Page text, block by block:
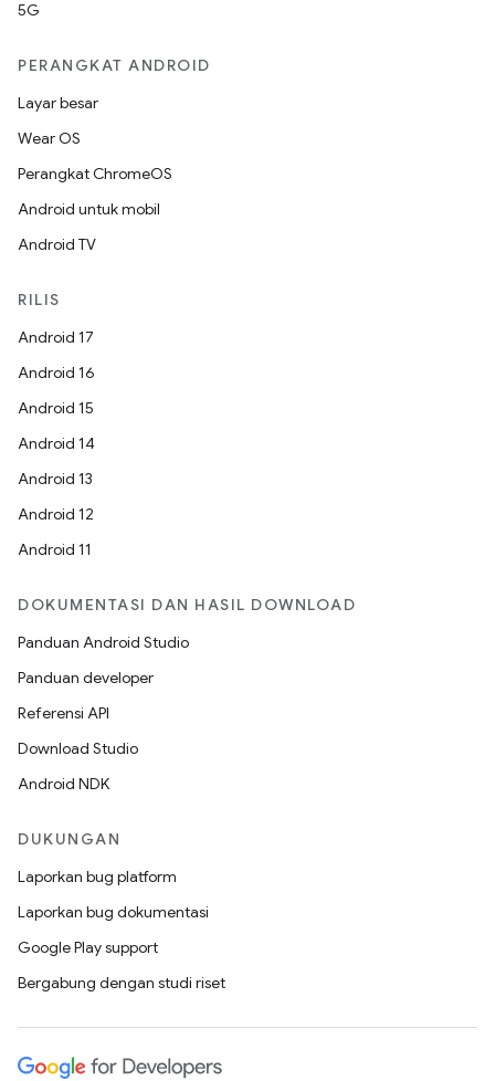
5G
PERANGKAT ANDROID
Layar besar
Wear OS
Perangkat ChromeOS
Android untuk mobil
Android TV
RILIS
Android 17
Android 16
Android 15
Android 14
Android 13
Android 12
Android 11
DOKUMENTASI DAN HASIL DOWNLOAD
Panduan Android Studio
Panduan developer
Referensi API
Download Studio
Android NDK
DUKUNGAN
Laporkan bug platform
Laporkan bug dokumentasi
Google Play support
Bergabung dengan studi riset